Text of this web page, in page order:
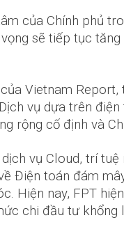
của Chính phủ
vọng sẽ tiếp tục
Vietnam
vụ dựa trên
rộng cố định và
vụ Cloud, trí
Điện toán đám
Hiện nay, FPT
chi đầu tư